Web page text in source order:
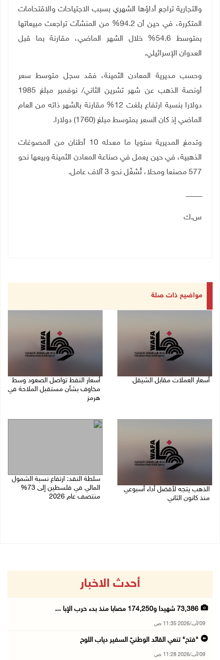
والتجارية تراجع أداؤها الشهري بسبب الاجتياحات والاقتحامات
المتكررة، في حين أن 94.2% من المنشآت تراجعت مبيعاتها
بمتوسط 54.6% خلال الشهر الماضي، مقارنة بما قبل
العدوان الإسرائيلي.
وحسب مديرية المعادن الثمينة، فقد سجل متوسط سعر
أونصة الذهب عن شهر تشرين الثاني/ نوفمبر مبلغ 1985
دولارا بنسبة ارتفاع بلغت 12% مقارنة بالشهر ذاته من العام
الماضي إذ كان السعر بمتوسط مبلغ (1760) دولارا
.
وتدمغ المديرية سنويا ما معدله 10 أطنان من المصوغات
الذهبية، في حين يعمل في صناعة المعادن الثمينة وبيعها نحو
577 مصنعا ومحلا، تُشغّل نحو 3 آلاف عامل
.
ــــــــــــــــ
س.ك
مواضيع ذات صلة
أسعار العملات مقابل الشيقل
أسعار النفط تواصل الصعود وسط
مخاوف بشأن مستقبل الملاحة في
هرمز
الذهب يتجه لأفضل أداء أسبوعي
منذ كانون الثاني
سلطة النقد: ارتفاع نسبة الشمول
المالي في فلسطين إلى 73%
منتصف عام 2026
أحدث الاخبار
73,386 شهيدا و174,250 مصابا منذ بدء حرب الإبا ...
09/آب/2026 11:35 ص
"فتح" تنعي القائد الوطنيّ السفير دياب اللوح
09/آب/2026 11:28 ص